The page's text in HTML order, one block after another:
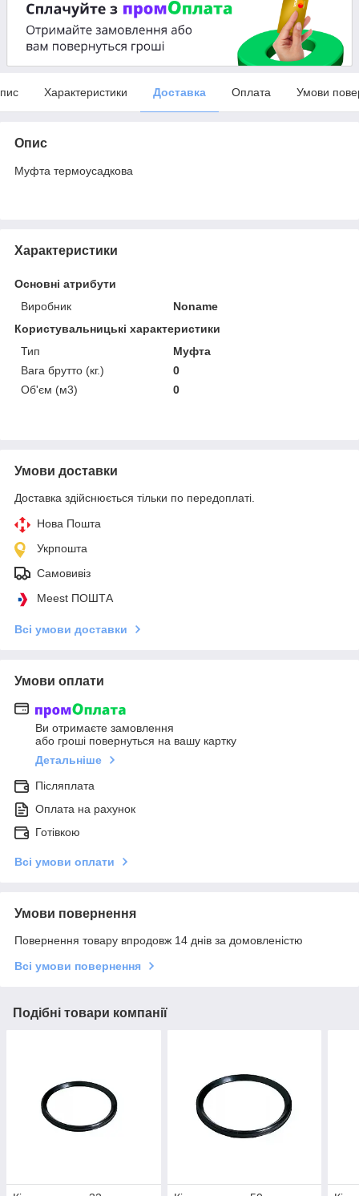
Характеристики Доставка Оплата Умови
Опис
Муфта термоусадкова
Характеристики
Основні атрибути
Виробник
Noname
Користувальницькі характеристики
Тип
Муфта
Вага брутто (кг.)
0
Об'єм (м3)
0
Умови доставки
Доставка здійснюється тільки по передоплаті.
Нова Пошта
Укрпошта
Самовивіз
Meest ПОШТА
Всі умови доставки
Умови оплати
Ви отримаєте замовлення
або гроші повернуться на вашу картку
Детальніше
Післяплата
Оплата на рахунок
Готівкою
Всі умови оплати
Умови повернення
Повернення товару впродовж 14 днів за домовленістю
Всі умови повернення
Подібні товари компанії